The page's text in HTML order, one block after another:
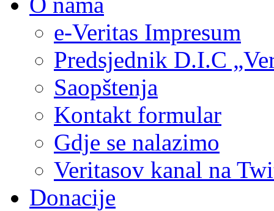
e-Veritas Impresum
Predsjednik D.I.C
Saopštenja
Kontakt formular
Gdje se nalazimo
Veritasov kanal na
Donacije